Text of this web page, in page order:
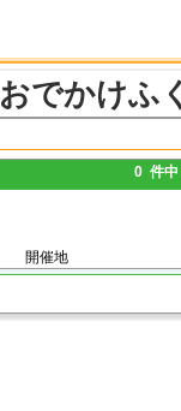
おでかけふ
0 件中
開催地